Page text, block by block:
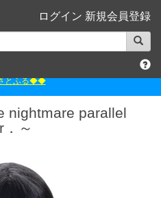
ログイン 新規会員登録
イレクトストア
ﾝﾗｲﾝｼｮｯﾌﾟX
ふる◆◆
nightmare parallel
～